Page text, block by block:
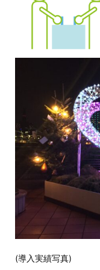
(導入実績写真)